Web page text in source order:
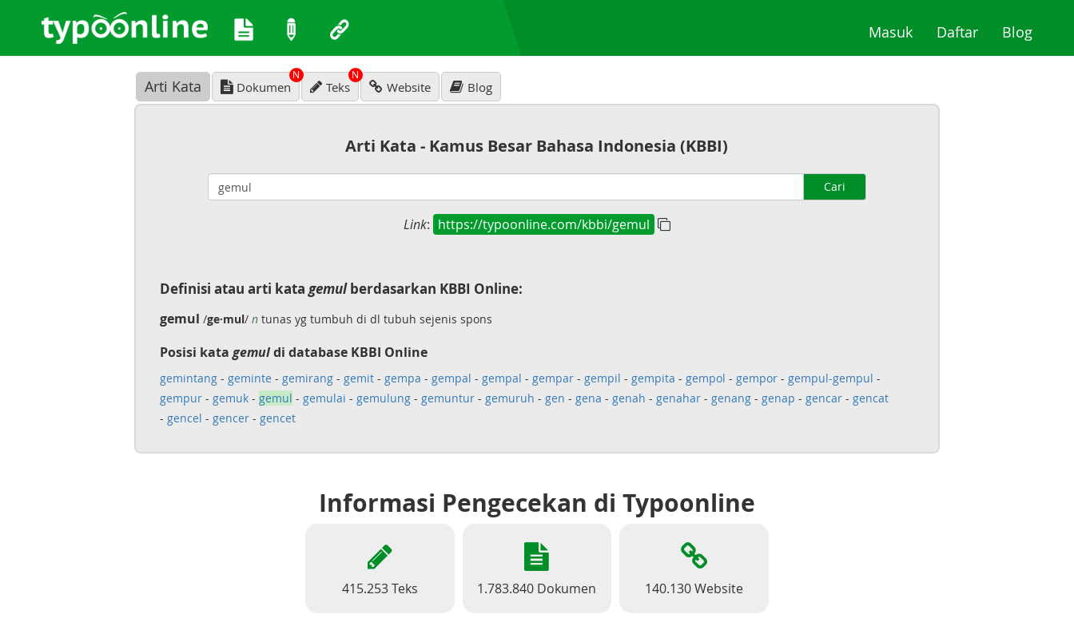
Masuk(current)
Daftar(current)
Blog
Arti Kata Dokumen
N
Teks
N
Website Blog
Arti Kata - Kamus Besar Bahasa Indonesia (KBBI)
Cari
Link: https://typoonline.com/kbbi/gemul
Definisi atau arti kata gemulberdasarkan KBBI Online:
gemul /ge·mul/ ntunas yg tumbuh di dl tubuh sejenis spons
Posisi kata gemuldi database KBBI Online
gemintang- geminte - gemirang- gemit- gempa - gempal - gempal - gempar- gempil - gempita - gempol - gempor- gempul-gempul -
gempur- gemuk- gemul - gemulai - gemulung- gemuntur- gemuruh - gen - gena - genah - genahar- genang- genap - gencar- gencat
- gencel - gencer- gencet
Informasi Pengecekan di Typoonline
415.253 Teks 1.783.840 Dokumen 140.130 Website